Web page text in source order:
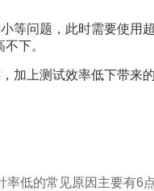
等问题，此时需要使用
下。
加上测试效率低下带来
低的常见原因主要有6点